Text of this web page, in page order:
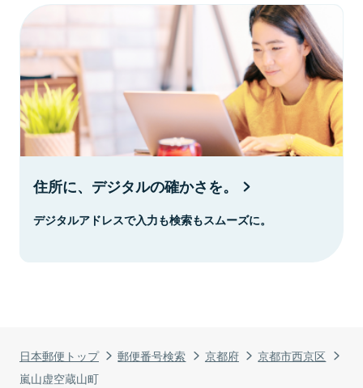
日本郵便トップ 郵便番号検索 京都府
京都市西京区
嵐山虚空蔵山町
住所に、デジタルの確かさを。
デジタルアドレスで入力も検索もスムーズに。